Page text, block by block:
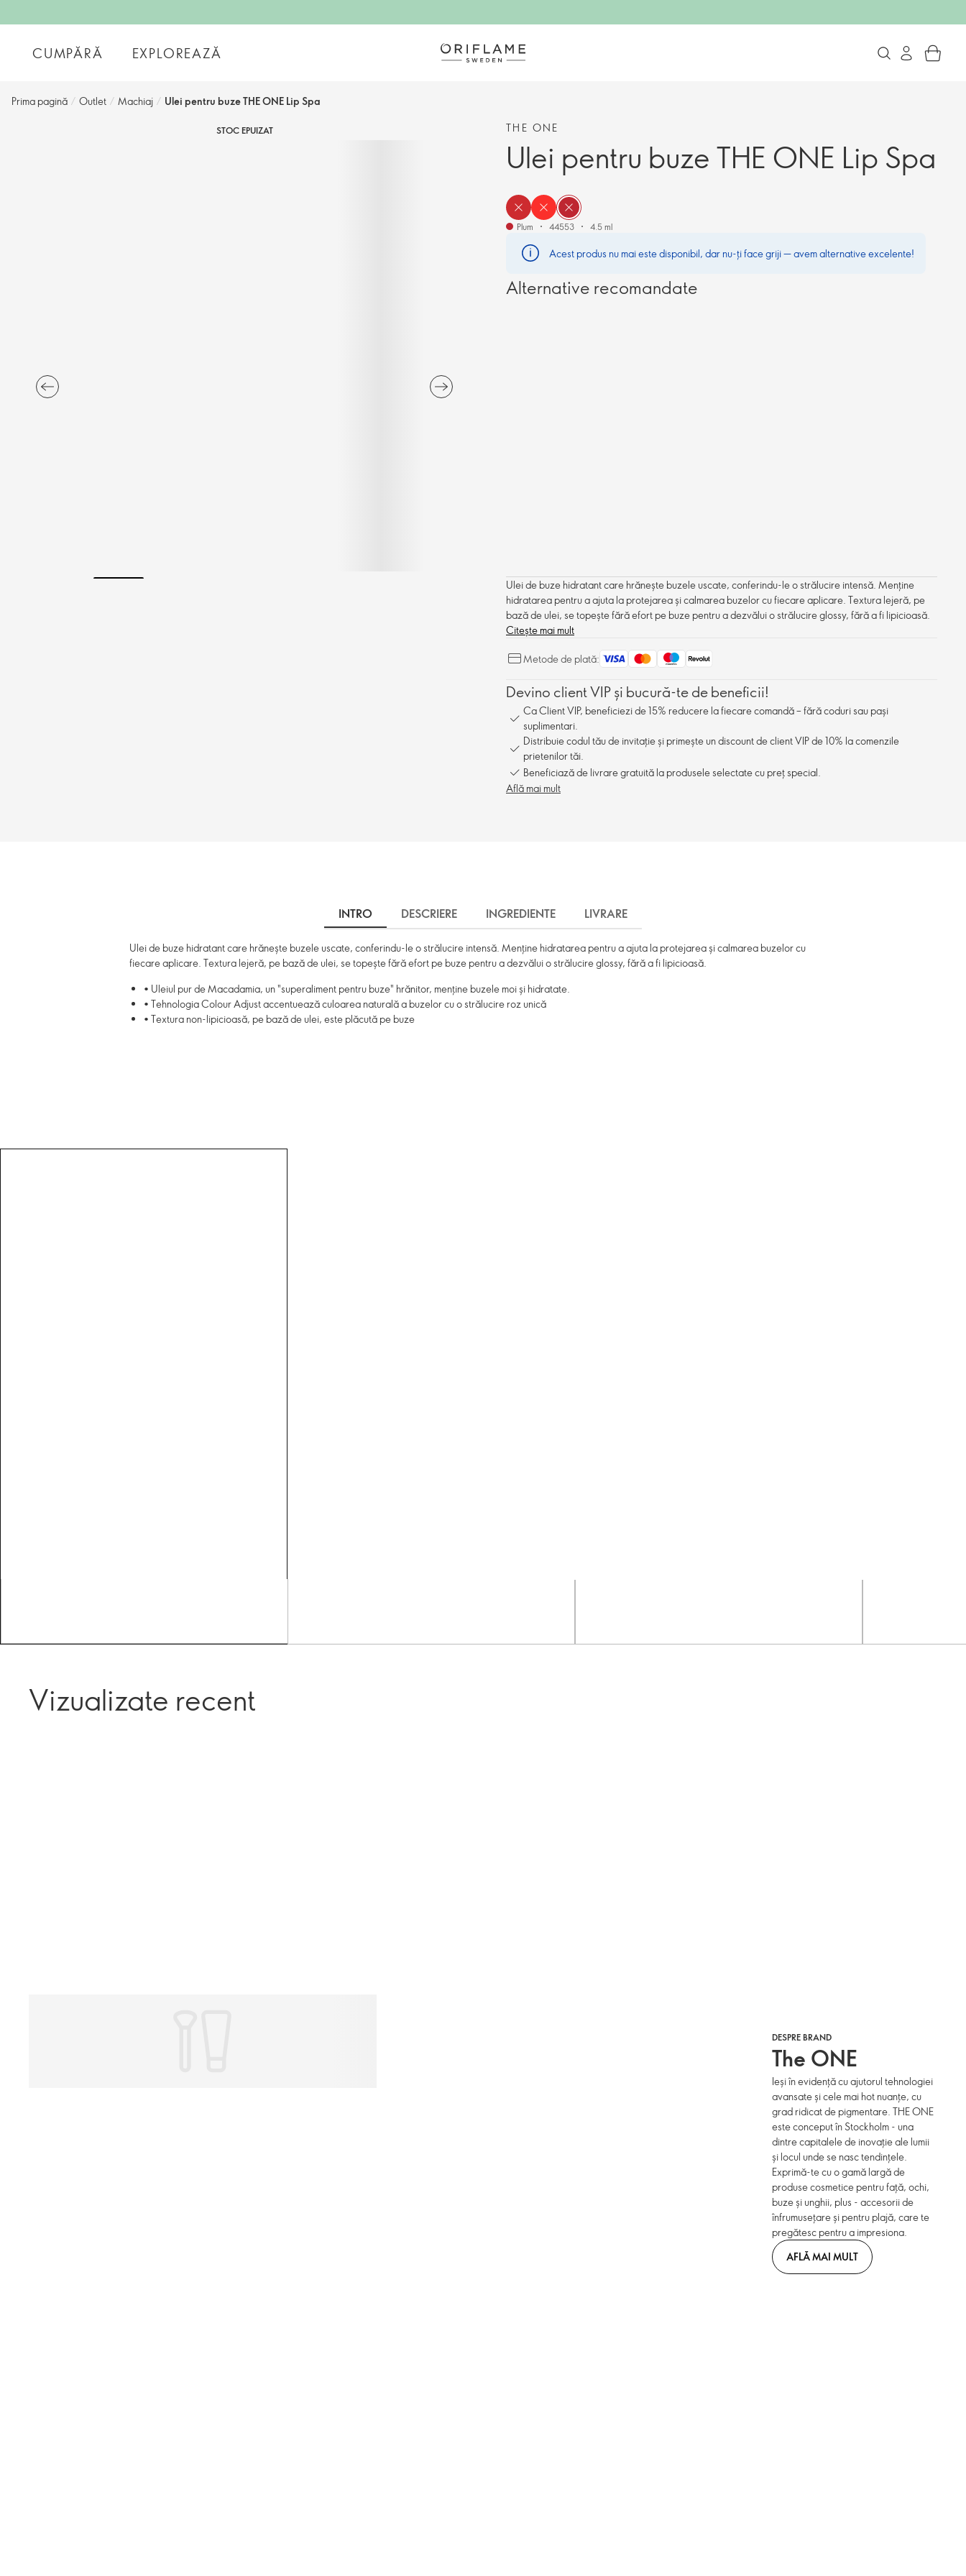
CUMPĂRĂ EXPLOREAZĂ
Prima pagină / Outlet / Machiaj / Ulei pentru buze THE ONE Lip Spa
STOC EPUIZAT THE ONE
Ulei pentru buze THE ONE Lip Spa
Plum 44553 4.5 ml
Acest produs nu mai este disponibil, dar nu-ți face griji — avem alternative excelente!
Alternative recomandate
Ulei de buze hidratant care hrănește buzele uscate, conferindu-le o strălucire intensă. Menține
hidratarea pentru a ajuta la protejarea și calmarea buzelor cu fiecare aplicare. Textura lejeră, pe
bază de ulei, se topește fără efort pe buze pentru a dezvălui o strălucire glossy, fără a fi lipicioasă.
Citește mai mult
Metode de plată:
Devino client VIP și bucură-te de beneficii!
Ca Client VIP, beneficiezi de 15% reducere la fiecare comandă – fără coduri sau pași
suplimentari.
Distribuie codul tău de invitație și primește un discount de client VIP de 10% la comenzile
prietenilor tăi.
Beneficiază de livrare gratuită la produsele selectate cu preț special.
Află mai mult
INTRO DESCRIERE INGREDIENTE LIVRARE
Ulei de buze hidratant care hrănește buzele uscate, conferindu-le o strălucire intensă. Menține hidratarea pentru a ajuta la protejarea și calmarea buzelor cu
fiecare aplicare. Textura lejeră, pe bază de ulei, se topește fără efort pe buze pentru a dezvălui o strălucire glossy, fără a fi lipicioasă.
• Uleiul pur de Macadamia, un "superaliment pentru buze" hrănitor, menține buzele moi și hidratate.
• Tehnologia Colour Adjust accentuează culoarea naturală a buzelor cu o strălucire roz unică
• Textura non-lipicioasă, pe bază de ulei, este plăcută pe buze
Vizualizate recent
DESPRE BRAND
The ONE
Ieși în evidență cu ajutorul tehnologiei
avansate și cele mai hot nuanțe, cu
grad ridicat de pigmentare. THE ONE
este conceput în Stockholm - una
dintre capitalele de inovație ale lumii
și locul unde se nasc tendințele.
Exprimă-te cu o gamă largă de
produse cosmetice pentru față, ochi,
buze și unghii, plus - accesorii de
înfrumusețare și pentru plajă, care te
pregătesc pentru a impresiona.
AFLĂ MAI MULT